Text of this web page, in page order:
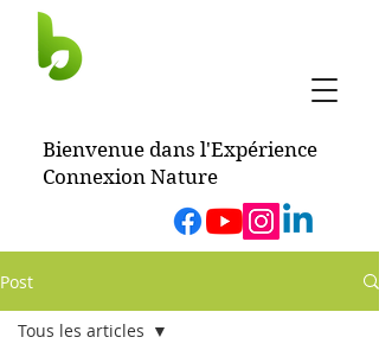
Bienvenue dans l'Expérience
Connexion Nature
Post
Tous les articles